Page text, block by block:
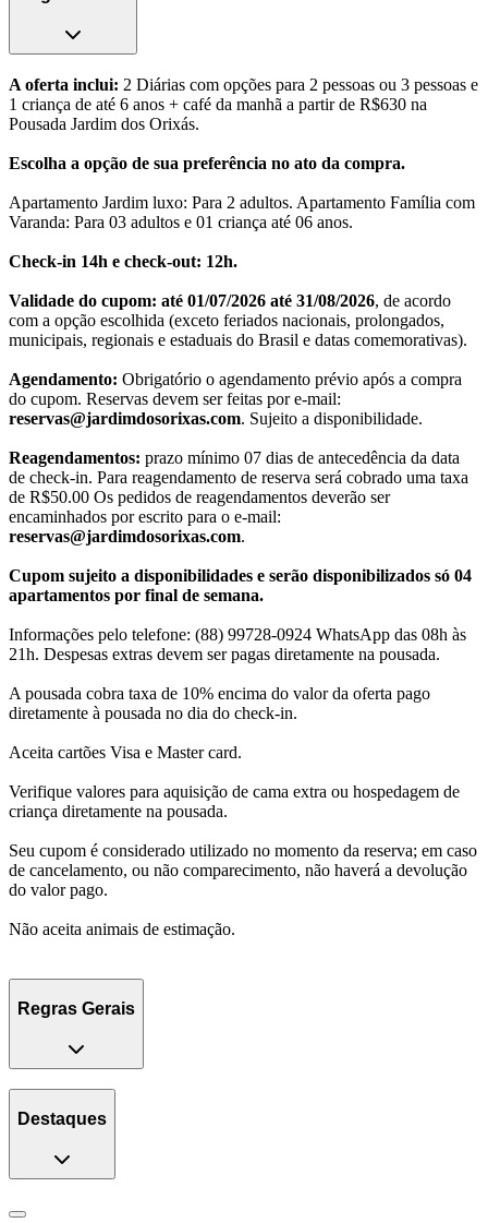
A oferta inclui: 2 Diárias com opções para 2 pessoas ou 3 pessoas e
1 criança de até 6 anos + café da manhã a partir de R$630 na
Pousada Jardim dos Orixás.
Escolha a opção de sua preferência no ato da compra.
Apartamento Jardim luxo: Para 2 adultos. Apartamento Família com
Varanda: Para 03 adultos e 01 criança até 06 anos.
Check-in 14h e check-out: 12h.
Validade do cupom: até 01/07/2026 até 31/08/2026, de acordo
com a opção escolhida (exceto feriados nacionais, prolongados,
municipais, regionais e estaduais do Brasil e datas comemorativas).
Agendamento: Obrigatório o agendamento prévio após a compra
do cupom. Reservas devem ser feitas por e-mail:
reservas@jardimdosorixas.com. Sujeito a disponibilidade.
Reagendamentos: prazo mínimo 07 dias de antecedência da data
de check-in. Para reagendamento de reserva será cobrado uma taxa
de R$50.00 Os pedidos de reagendamentos deverão ser
encaminhados por escrito para o e-mail:
reservas@jardimdosorixas.com.
Cupom sujeito a disponibilidades e serão disponibilizados só 04
apartamentos por final de semana.
Informações pelo telefone: (88) 99728-0924 WhatsApp das 08h às
21h. Despesas extras devem ser pagas diretamente na pousada.
A pousada cobra taxa de 10% encima do valor da oferta pago
diretamente à pousada no dia do check-in.
Aceita cartões Visa e Master card.
Verifique valores para aquisição de cama extra ou hospedagem de
criança diretamente na pousada.
Seu cupom é considerado utilizado no momento da reserva; em caso
de cancelamento, ou não comparecimento, não haverá a devolução
do valor pago.
Não aceita animais de estimação.
Regras Gerais
Destaques